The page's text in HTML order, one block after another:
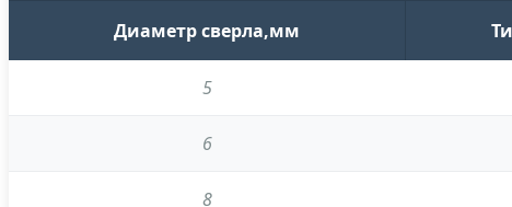
Диаметр сверла,мм
5
6
8